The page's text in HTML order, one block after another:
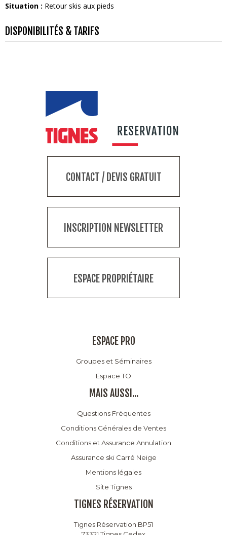
Situation : Retour skis aux pieds
DISPONIBILITÉS & TARIFS
CONTACT / DEVIS GRATUIT
INSCRIPTION NEWSLETTER
ESPACE PROPRIÉTAIRE
ESPACE PRO
Groupes et Séminaires
Espace TO
MAIS AUSSI...
Questions Fréquentes
Conditions Générales de Ventes
Conditions et Assurance Annulation
Assurance ski Carré Neige
Mentions légales
Site Tignes
TIGNES RÉSERVATION
Tignes Réservation BP51